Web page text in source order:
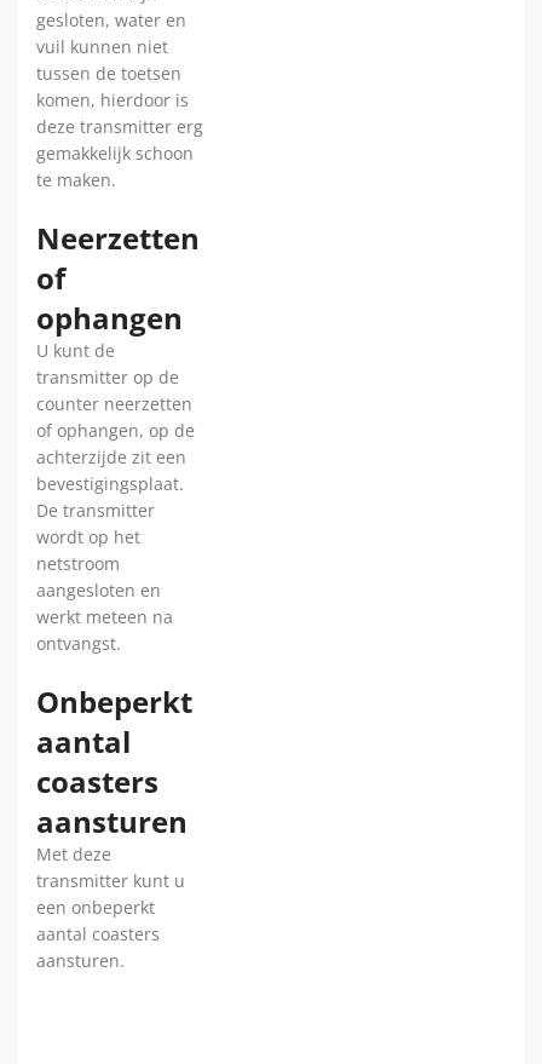
gesloten, water en
vuil kunnen niet
tussen de toetsen
komen, hierdoor is
deze transmitter erg
gemakkelijk schoon
te maken.
Neerzetten
of
ophangen
U kunt de
transmitter op de
counter neerzetten
of ophangen, op de
achterzijde zit een
bevestigingsplaat.
De transmitter
wordt op het
netstroom
aangesloten en
werkt meteen na
ontvangst.
Onbeperkt
aantal
coasters
aansturen
Met deze
transmitter kunt u
een onbeperkt
aantal coasters
aansturen.